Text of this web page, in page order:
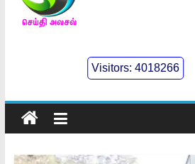
செய்திஅலசல்
Seidhialasal
Tamil
Online
NewsPaper
Visitors:4018266